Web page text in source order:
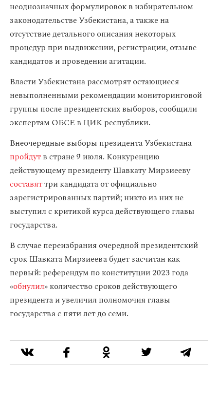
неоднозначных формулировок в избирательном
законодательстве Узбекистана, а также на
отсутствие детального описания некоторых
процедур при выдвижении, регистрации, отзыве
кандидатов и проведении агитации.
Власти Узбекистана рассмотрят остающиеся
невыполненными рекомендации мониторинговой
группы после президентских выборов, сообщили
экспертам ОБСЕ в ЦИК республики.
Внеочередные выборы президента Узбекистана
пройдутв стране 9 июля. Конкуренцию
действующему президенту Шавкату Мирзиееву
составяттри кандидата от официально
зарегистрированных партий; никто из них не
выступил с критикой курса действующего главы
государства.
В случае переизбрания очередной президентский
срок Шавката Мирзиеева будет засчитан как
первый: референдум по конституции 2023 года
«обнулил» количество сроков действующего
президента и увеличил полномочия главы
государства с пяти лет до семи.